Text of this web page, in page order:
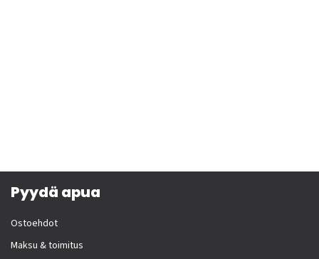
Pyydä apua
Ostoehdot
Maksu & toimitus